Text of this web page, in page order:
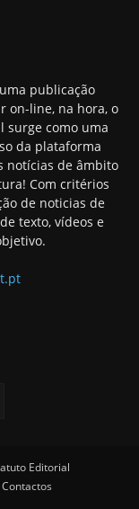
publicação
on-line, na hora, o
surge como uma
da plataforma
notícias de âmbito
Com critérios
de noticias de
texto, vídeos e
Editorial
Contactos